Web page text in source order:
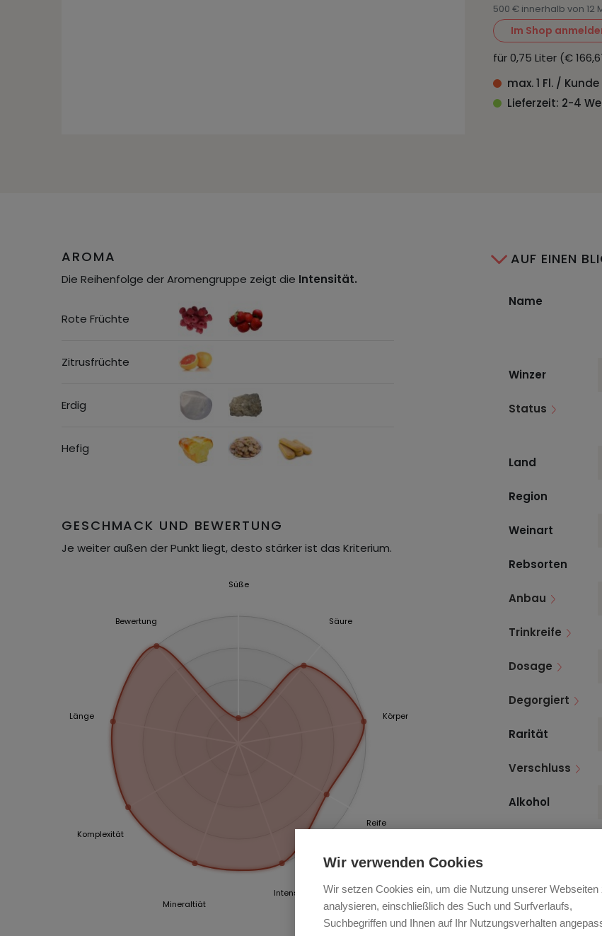
500 € innerhalb von 12
Im Shop
für 0,75 Liter (€
max. 1 Fl. / Kunde
Lieferzeit: 2-4
AROMA
Die Reihenfolge der Aromengruppe zeigt die Intensität.
Rote Früchte
Zitrusfrüchte
Erdig
Hefig
GESCHMACK UND BEWERTUNG
Je weiter außen der Punkt liegt, desto stärker ist das Kriterium.
Süße
Säure
Körper
Reife
Intensität
Mineraltiät
Komplexität
Länge
Bewertung
AUF EINEN
Name
Winzer
Status
Land
Region
Weinart
Rebsorten
Anbau
Trinkreife
Dosage
Degorgiert
Rarität
Verschluss
Alkohol
ANLASS &
Wir verwenden Cookies
Wir setzen Cookies ein, um die Nutzung unserer Webseiten
analysieren, einschließlich des Such und Surfverlaufs,
Suchbegriffen und Ihnen auf Ihr Nutzungsverhalten